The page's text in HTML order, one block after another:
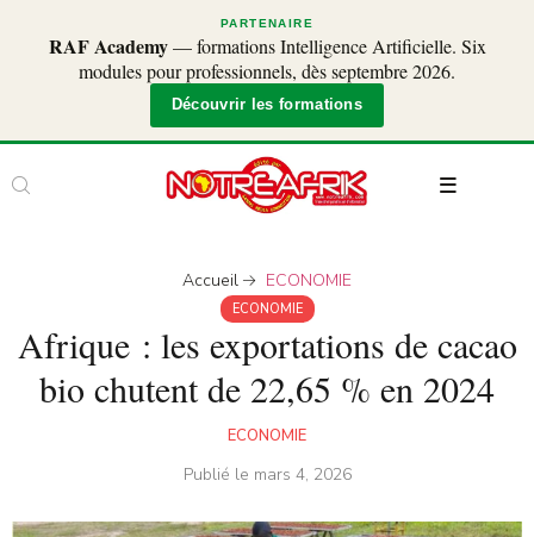
PARTENAIRE
RAF Academy— formations Intelligence Artificielle. Six
modules pour professionnels, dès septembre 2026.
Découvrir les formations
Accueil ECONOMIE
ECONOMIE
Afrique : les exportations de cacao
bio chutent de 22,65 % en 2024
ECONOMIE
Publié le mars 4, 2026